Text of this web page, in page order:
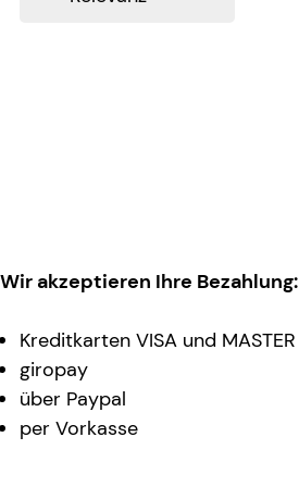
Wir akzeptieren Ihre Bezahlung:
Kreditkarten VISA und MASTER
giropay
über Paypal
per Vorkasse